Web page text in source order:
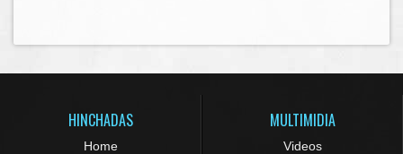
HINCHADAS
Home
MULTIMIDIA
Videos